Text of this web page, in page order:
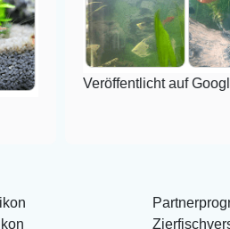
Veröffentlicht auf Google